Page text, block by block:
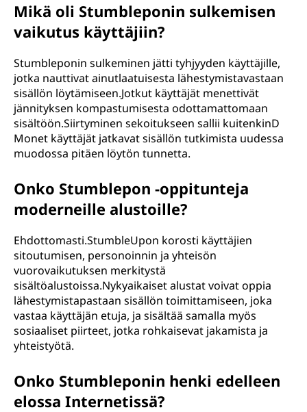
Mikä oli Stumbleponin sulkemisen
vaikutus käyttäjiin?
Stumbleponin sulkeminen jätti tyhjyyden käyttäjille,
jotka nauttivat ainutlaatuisesta lähestymistavastaan
sisällön löytämiseen.Jotkut käyttäjät menettivät
jännityksen kompastumisesta odottamattomaan
sisältöön.Siirtyminen sekoitukseen sallii kuitenkinD
Monet käyttäjät jatkavat sisällön tutkimista uudessa
muodossa pitäen löytön tunnetta.
Onko Stumblepon -oppitunteja
moderneille alustoille?
Ehdottomasti.StumbleUpon korosti käyttäjien
sitoutumisen, personoinnin ja yhteisön
vuorovaikutuksen merkitystä
sisältöalustoissa.Nykyaikaiset alustat voivat oppia
lähestymistapastaan sisällön toimittamiseen, joka
vastaa käyttäjän etuja, ja sisältää samalla myös
sosiaaliset piirteet, jotka rohkaisevat jakamista ja
yhteistyötä.
Onko Stumbleponin henki edelleen
elossa Internetissä?